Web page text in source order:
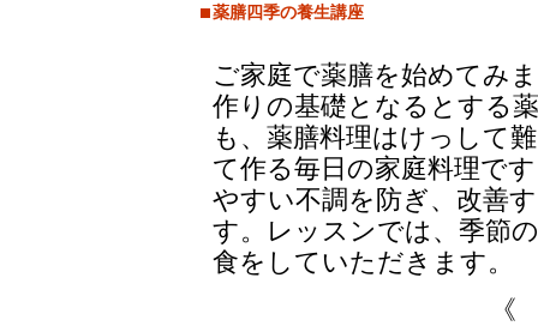
薬膳四季の養生講座
ご家庭で薬膳を始めてみ
作りの基礎となるとする
も、薬膳料理はけっして
て作る毎日の家庭料理で
やすい不調を防ぎ、改善
す。レッスンでは、季節
食をしていただきます。